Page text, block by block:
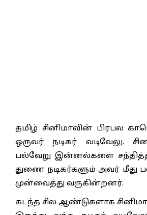
தமிழ் சினிமாவின் பிரபல
ஒருவர் நடிகர் வடிவேலு.
பல்வேறு இன்னல்களை
துணை நடிகர்களும் அவர் மீது
முன்வைத்து வருகின்றனர்.
கடந்த சில ஆண்டுகளாக